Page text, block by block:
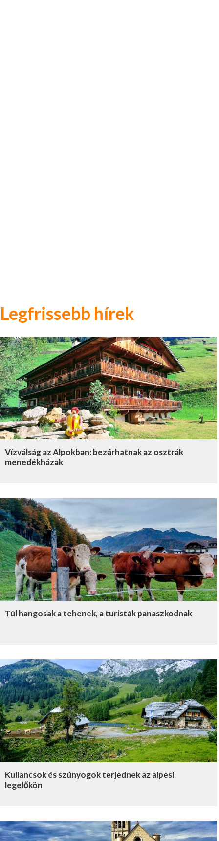
Legfrissebb hírek
Vízválság az Alpokban: bezárhatnak az osztrák
menedékházak
Túl hangosak a tehenek, a turisták panaszkodnak
Kullancsok és szúnyogok terjednek az alpesi
legelőkön